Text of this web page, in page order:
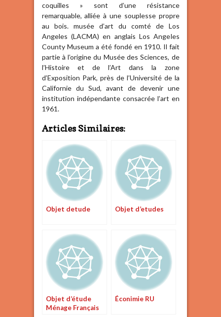
coquilles » sont d’une résistance
remarquable, alliée à une souplesse propre
au bois. musée d’art du comté de Los
Angeles (LACMA) en anglais Los Angeles
County Museum a été fondé en 1910. Il fait
partie à l’origine du Musée des Sciences, de
l’Histoire et de l’Art dans la zone
d’Exposition Park, près de l’Université de la
Californie du Sud, avant de devenir une
institution indépendante consacrée l’art en
1961.
Articles Similaires:
Objet detude Objet d’etudes
Objet d’étude
Ménage Français
Éconimie RU